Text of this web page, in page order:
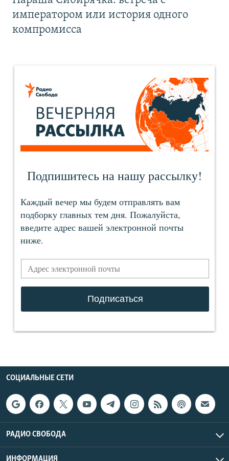
императором или история одного
компромисса
СОЦИАЛЬНЫЕ СЕТИ
РАДИО СВОБОДА
ИНФОРМАЦИЯ